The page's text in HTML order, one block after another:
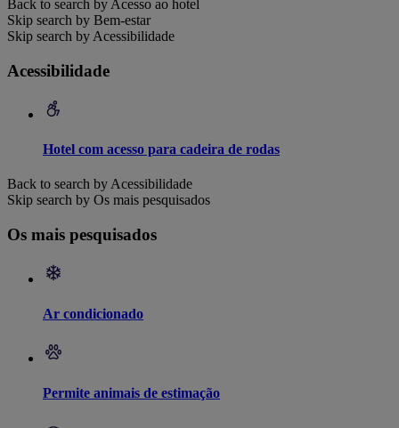
Back to search by Acesso ao hotel
Skip search by Bem-estar
Skip search by Acessibilidade
Acessibilidade
Hotel com acesso para cadeira de rodas
Back to search by Acessibilidade
Skip search by Os mais pesquisados
Os mais pesquisados
Ar condicionado
Permite animais de estimação